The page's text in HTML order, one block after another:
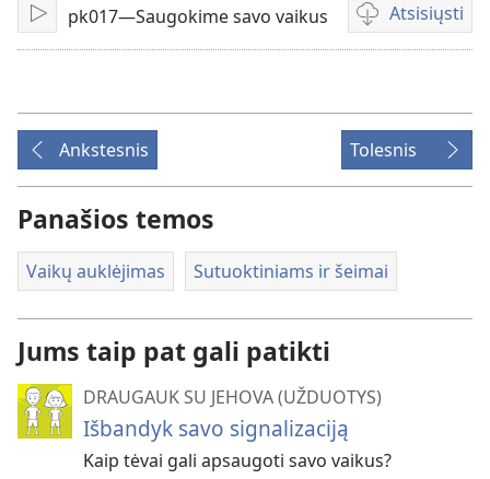
Leistipk017—Saugokime savo vaikus Atsisiųsti
Vaizdo
failų
Ankstesnis
Tolesnis
Panašios temos
Vaikų auklėjimas Sutuoktiniams ir šeimai
Jums taip pat gali patikti
DRAUGAUK SU JEHOVA (UŽDUOTYS)
Išbandyk savo signalizaciją
Kaip tėvai gali apsaugoti savo vaikus?